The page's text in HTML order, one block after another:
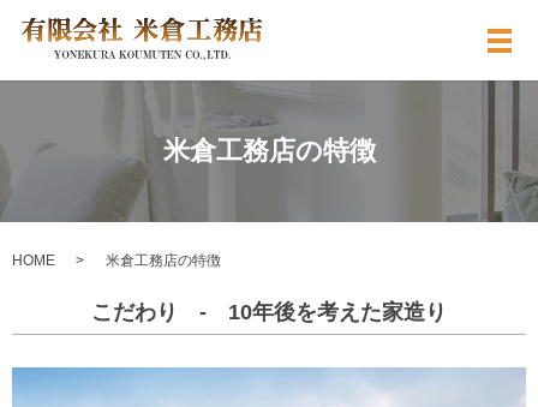
メ
米倉工務店の特徴
HOME 米倉工務店の特徴
こだわり - 10年後を考えた家造り